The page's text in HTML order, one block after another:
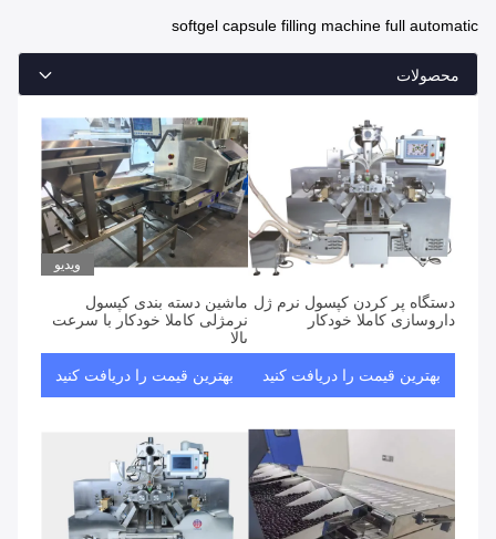
Machine
Full
Automatic ]
مطابقت 99
محصولات
softgel capsule filling machine full automatic
محصولات
دستگاه پر کردن کپسول نرم ژل
داروسازی کاملا خودکار
بهترین قیمت را دریافت کنید
ویدیو
ماشین دسته بندی کپسول
نرمژلی کاملا خودکار با سرعت
بالا
بهترین قیمت را دریافت کنید